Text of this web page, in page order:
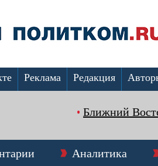
Реклама Редакция
Ближний
Аналитика